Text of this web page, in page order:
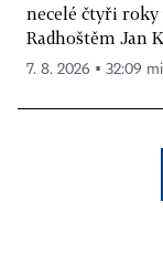
necelé čtyři roky
Radhoštěm Jan
7. 8. 2026 ▪ 32:09